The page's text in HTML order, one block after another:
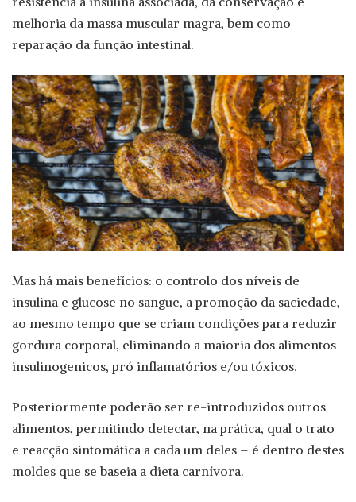
melhoria da massa muscular magra, bem como
reparação da função intestinal.
Mas há mais benefícios: o controlo dos níveis de
insulina e glucose no sangue, a promoção da saciedade,
ao mesmo tempo que se criam condições para reduzir
gordura corporal, eliminando a maioria dos alimentos
insulinogenicos, pró inflamatórios e/ou tóxicos.
Posteriormente poderão ser re-introduzidos outros
alimentos, permitindo detectar, na prática, qual o trato
e reacção sintomática a cada um deles – é dentro destes
moldes que se baseia a dieta carnívora.